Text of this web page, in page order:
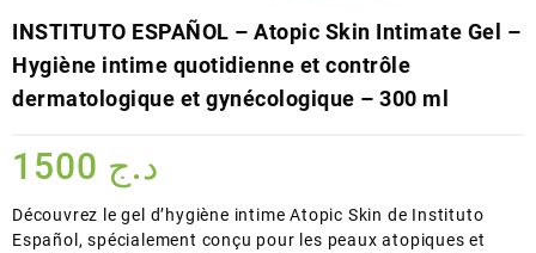
INSTITUTO ESPAÑOL – Atopic Skin Intimate Gel –
Hygiène intime quotidienne et contrôle
dermatologique et gynécologique – 300 ml
د.ج
Découvrez le gel d’hygiène intime Atopic Skin de Instituto
Español, spécialement conçu pour les peaux atopiques et